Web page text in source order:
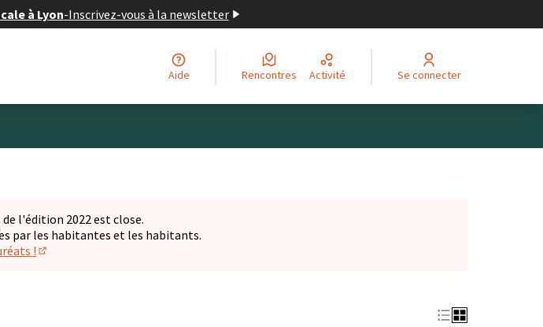
à Lyon-Inscrivez-vous à la newsletter
Aide Rencontres Activité Se connecter
de l'édition 2022 est close.
par les habitantes et les habitants.
!